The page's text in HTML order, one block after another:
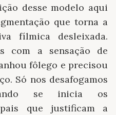
desse modelo aqui
que torna a
fílmica desleixada.
com a sensação de
fôlego e precisou
Só nos desafogamos
se inicia os
que justificam a